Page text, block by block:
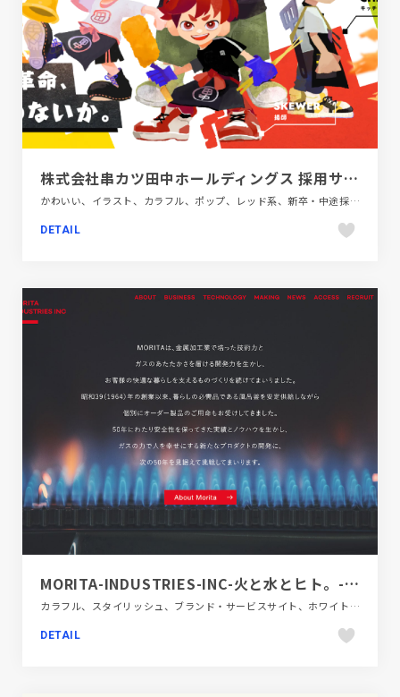
株式会社串カツ田中ホールディングス 採用サイト | ルーキー革命、はじめないか。
かわいい、イラスト、カラフル、ポップ、レッド系、新卒・中途採用サイト、飲食店・グルメ・ウェディング
DETAIL
MORITA-INDUSTRIES-INC-火と水とヒト。-モリタ工業株式会社
カラフル、スタイリッシュ、ブランド・サービスサイト、ホワイト系、大きめ写真、建設・住宅・不動産、第一次産業・SDGs・地方創生
DETAIL